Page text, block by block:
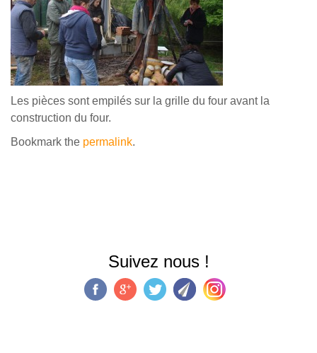
Les pièces sont empilés sur la grille du four avant la
construction du four.
Bookmark the permalink.
Suivez nous !